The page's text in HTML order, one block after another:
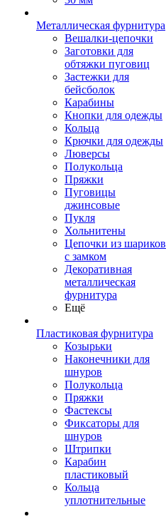
Металлическая фурнитура
Вешалки-цепочки
Заготовки для
обтяжки пуговиц
Застежки для
бейсболок
Карабины
Кнопки для одежды
Кольца
Крючки для одежды
Люверсы
Полукольца
Пряжки
Пуговицы
джинсовые
Пукля
Хольнитены
Цепочки из шариков
с замком
Декоративная
металлическая
фурнитура
Ещё
Пластиковая фурнитура
Козырьки
Наконечники для
шнуров
Полукольца
Пряжки
Фастексы
Фиксаторы для
шнуров
Штрипки
Карабин
пластиковый
Кольца
уплотнительные